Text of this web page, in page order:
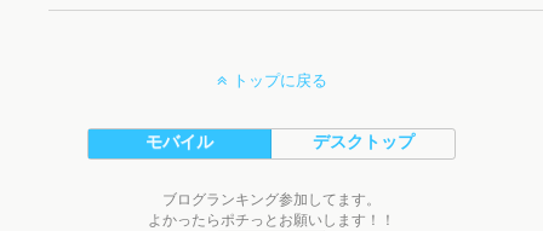
トップに戻る
モバイル デスクトップ
ブログランキング参加してます。
よかったらポチっとお願いします！！